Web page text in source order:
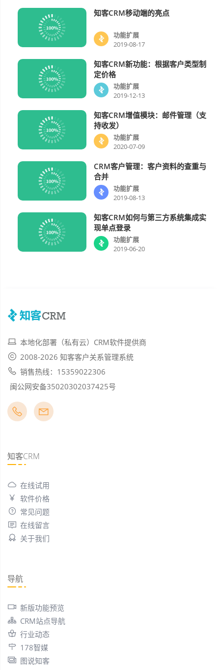
知客CRM移动端的亮点
功能扩展
2019-08-17
知客CRM新功能：根据客户类型制
定价格
功能扩展
2019-12-13
知客CRM增值模块：邮件管理（支
持收发）
功能扩展
2020-07-09
CRM客户管理：客户资料的查重与
合并
功能扩展
2019-08-13
知客CRM如何与第三方系统集成实
现单点登录
功能扩展
2019-06-20
本地化部署（私有云）CRM软件提供商
2008-2026 知客客户关系管理系统
销售热线：15359022306
闽公网安备35020302037425号
知客CRM
在线试用
软件价格
常见问题
在线留言
关于我们
导航
新版功能预览
CRM站点导航
行业动态
178智媒
图说知客